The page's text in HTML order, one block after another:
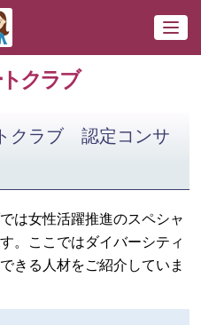
クラブ
クラブ 認定コンサ
は女性活躍推進のスペシャ
。ここではダイバーシティ
きる人材をご紹介していま